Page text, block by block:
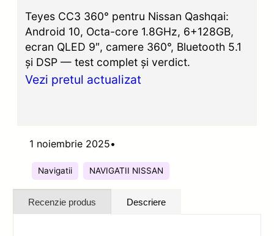
Teyes CC3 360° pentru Nissan Qashqai:
Android 10, Octa-core 1.8GHz, 6+128GB,
ecran QLED 9″, camere 360°, Bluetooth 5.1
și DSP — test complet și verdict.
Vezi pretul actualizat
1 noiembrie 2025•
Navigatii NAVIGATII NISSAN
Recenzie produs Descriere